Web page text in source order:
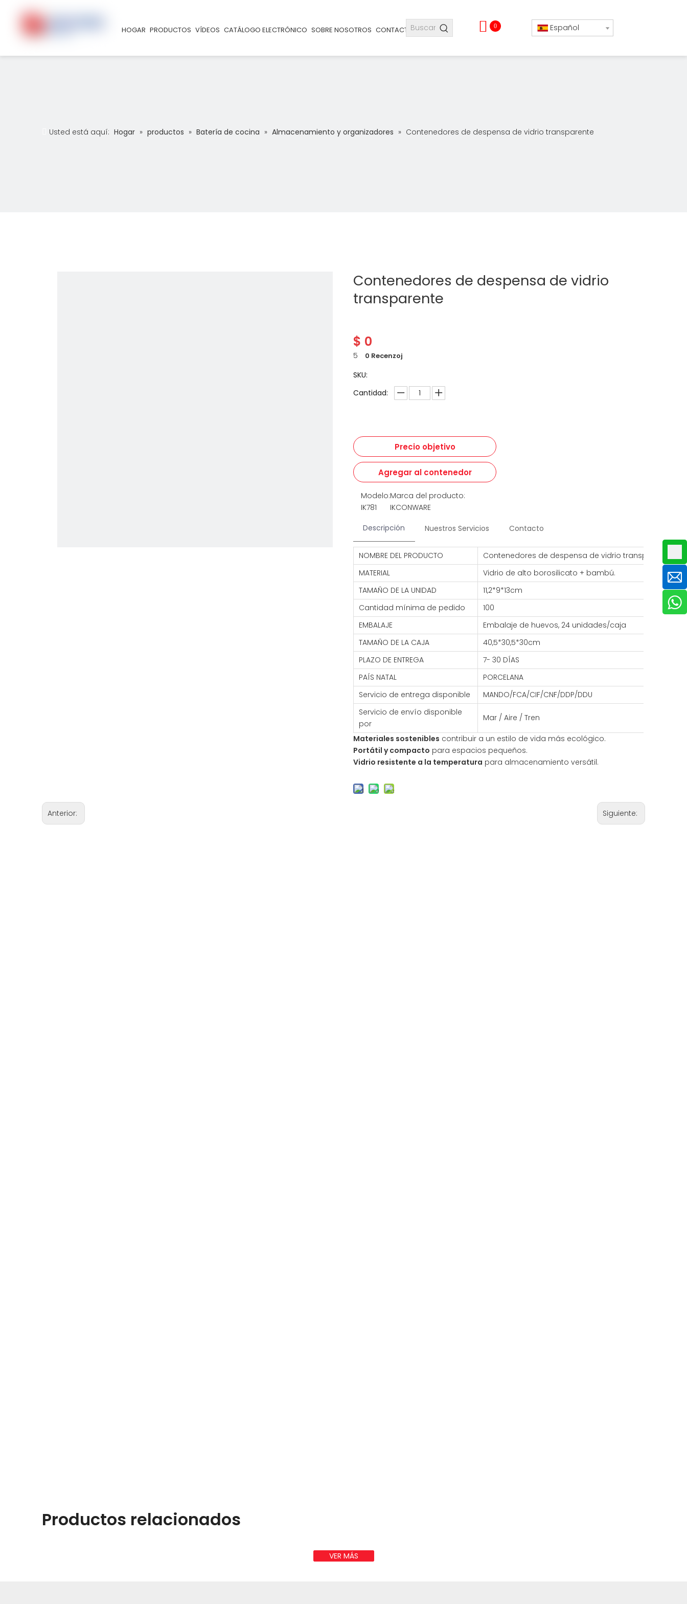
HOGAR PRODUCTOS VÍDEOS CATÁLOGO ELECTRÓNICO SOBRE NOSOTROS CONTACTO 0 Español
Usted está aquí: Hogar » productos » Batería de cocina » Almacenamiento y organizadores » Contenedores de despensa de vidrio transparente
Contenedores de despensa de vidrio
transparente
$ 0
5 0 Recenzoj
SKU:
Cantidad:
Precio objetivo
Agregar al contenedor
Modelo:
IK781
Marca del producto:
IKCONWARE
Descripción
Nuestros Servicios Contacto
NOMBRE DEL PRODUCTO
Contenedores de despensa de vidrio transparente
MATERIAL
Vidrio de alto borosilicato + bambú.
TAMAÑO DE LA UNIDAD
11,2*9*13cm
Cantidad mínima de pedido
100
EMBALAJE
Embalaje de huevos, 24 unidades/caja
TAMAÑO DE LA CAJA
40,5*30,5*30cm
PLAZO DE ENTREGA
7- 30 DÍAS
PAÍS NATAL
PORCELANA
Servicio de entrega disponible
MANDO/FCA/CIF/CNF/DDP/DDU
Servicio de envío disponible
por
Mar / Aire / Tren
Materiales sostenibles contribuir a un estilo de vida más ecológico.
Portátil y compacto para espacios pequeños.
Vidrio resistente a la temperatura para almacenamiento versátil.
Anterior: Siguiente:
Productos relacionados
VER MÁS